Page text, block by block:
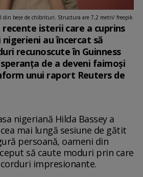
din beţe de chibrituri. Structura are 7,2 metri/ freepik
recente isterii care a cuprins
au încercat să
recunoscute în Guinness
de a deveni faimoși
unui raport Reuters de
nigeriană Hilda Bassey a
mai lungă sesiune de gătit
persoană, oameni din
să caute moduri prin care
impresionante.